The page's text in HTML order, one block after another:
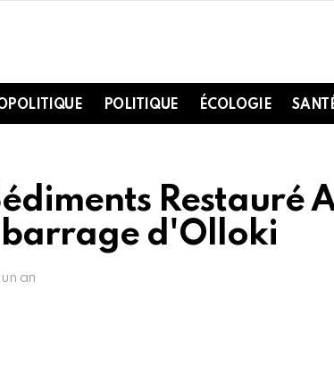
POLITIQUE ÉCOLOGIE
Restauré
d'Olloki
an